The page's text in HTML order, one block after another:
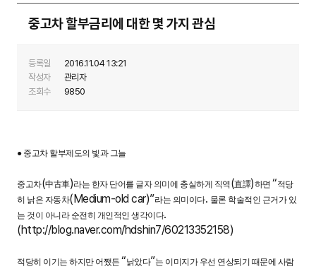
중고차 할부금리에 대한 몇 가지 관심
등록일
2016.11.04 13:21
작성자
관리자
조회수
9850
● 중고차 할부제도의 빛과 그늘
중고차(中古車)라는 한자 단어를 글자 의미에 충실하게 직역 (直譯)하면“적당
히 낡은 자동차(Medium-old car)”라는 의미이다. 물론 학술적인 근거가 있
는 것이 아니라 순전히 개인적인 생각이다.
(http://blog.naver.com/hdshin7/60213352158)
적당히 이기는 하지만 어쨌든“낡았다”는 이미지가 우선 연상되기 때문에 사람